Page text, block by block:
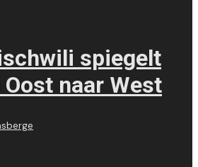
spiegelt
Oost naar West